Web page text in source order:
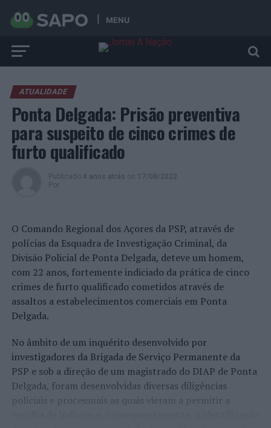
MENU
ATUALIDADE
Ponta Delgada: Prisão preventiva
para suspeito de cinco crimes de
furto qualificado
Publicado 4 anos atrás on 17/08/2022
Por
O Comando Regional dos Açores da PSP, através de
polícias da Esquadra de Investigação Criminal, da
Divisão Policial de Ponta Delgada, deteve um homem,
com 22 anos, fortemente indiciado da prática de cinco
crimes de furto qualificado cometidos através de
assaltos a estabelecimentos comerciais em Ponta
Delgada.
No âmbito de um inquérito desenvolvido por
investigadores da Brigada de Serviço Permanente da
PSP e sob a direção de um magistrado do DIAP de Ponta
Delgada, foram desenvolvidas diversas diligências
policiais e processuais as quais vieram a permitir a